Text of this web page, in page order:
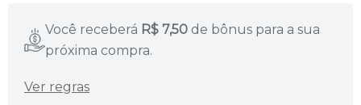
Você receberá R$ 7,50 de bônus para a sua
próxima compra.
Ver regras